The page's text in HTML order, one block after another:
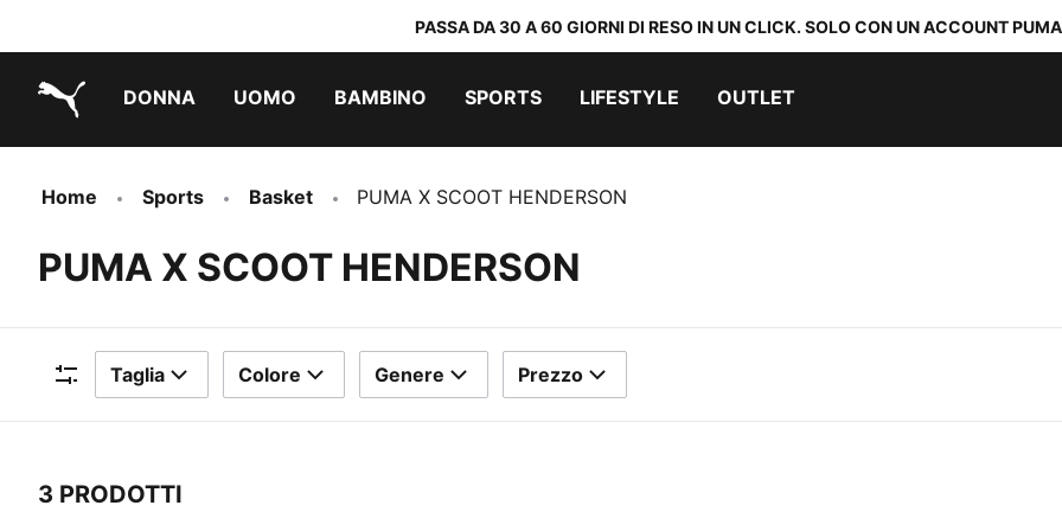
PASSA DA 30 A 60 GIORNI DI RESO IN UN CLICK. SOLO CON UN ACCOUNT
DONNA UOMO BAMBINO SPORTS LIFESTYLE OUTLET
Home Sports Basket PUMA X SCOOT HENDERSON
PUMA X SCOOT HENDERSON
Taglia Colore Genere Prezzo
3 PRODOTTI